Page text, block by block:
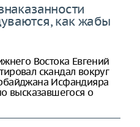
как жабы
Востока Евгений
скандал вокруг
Исфандияра
высказавшегося о